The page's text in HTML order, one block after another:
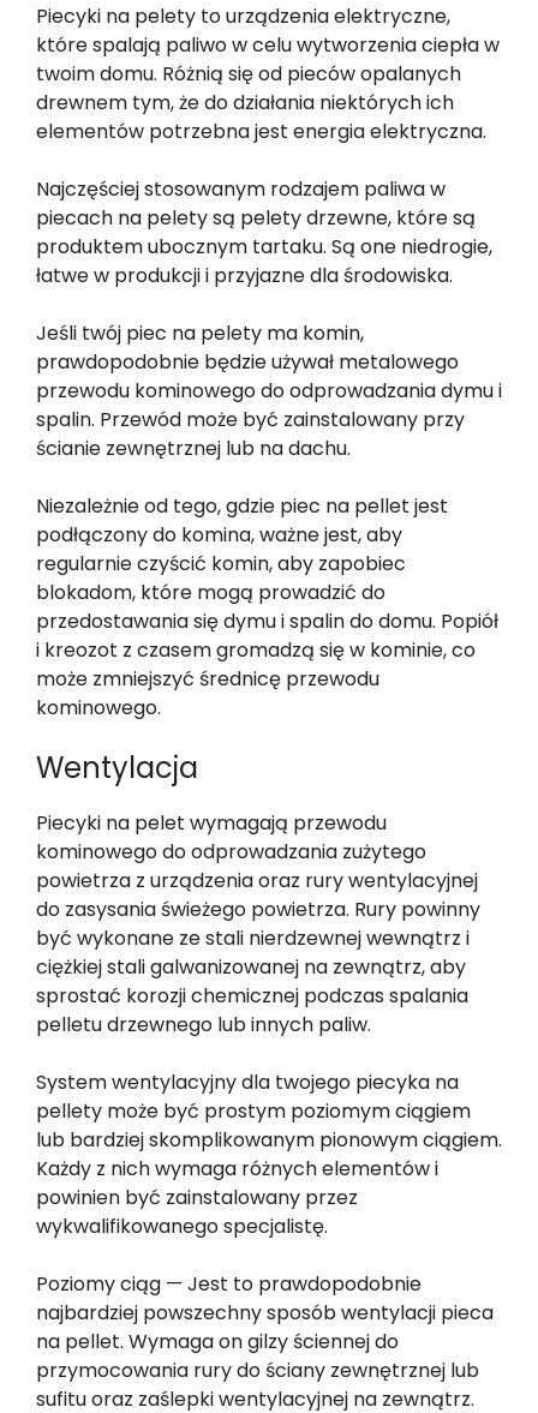
Piecyki na pelety to urządzenia elektryczne,
które spalają paliwo w celu wytworzenia ciepła w
twoim domu. Różnią się od pieców opalanych
drewnem tym, że do działania niektórych ich
elementów potrzebna jest energia elektryczna.
Najczęściej stosowanym rodzajem paliwa w
piecach na pelety są pelety drzewne, które są
produktem ubocznym tartaku. Są one niedrogie,
łatwe w produkcji i przyjazne dla środowiska.
Jeśli twój piec na pelety ma komin,
prawdopodobnie będzie używał metalowego
przewodu kominowego do odprowadzania dymu i
spalin. Przewód może być zainstalowany przy
ścianie zewnętrznej lub na dachu.
Niezależnie od tego, gdzie piec na pellet jest
podłączony do komina, ważne jest, aby
regularnie czyścić komin, aby zapobiec
blokadom, które mogą prowadzić do
przedostawania się dymu i spalin do domu. Popiół
i kreozot z czasem gromadzą się w kominie, co
może zmniejszyć średnicę przewodu
kominowego.
Wentylacja
Piecyki na pelet wymagają przewodu
kominowego do odprowadzania zużytego
powietrza z urządzenia oraz rury wentylacyjnej
do zasysania świeżego powietrza. Rury powinny
być wykonane ze stali nierdzewnej wewnątrz i
ciężkiej stali galwanizowanej na zewnątrz, aby
sprostać korozji chemicznej podczas spalania
pelletu drzewnego lub innych paliw.
System wentylacyjny dla twojego piecyka na
pellety może być prostym poziomym ciągiem
lub bardziej skomplikowanym pionowym ciągiem.
Każdy z nich wymaga różnych elementów i
powinien być zainstalowany przez
wykwalifikowanego specjalistę.
Poziomy ciąg — Jest to prawdopodobnie
najbardziej powszechny sposób wentylacji pieca
na pellet. Wymaga on gilzy ściennej do
przymocowania rury do ściany zewnętrznej lub
sufitu oraz zaślepki wentylacyjnej na zewnątrz.